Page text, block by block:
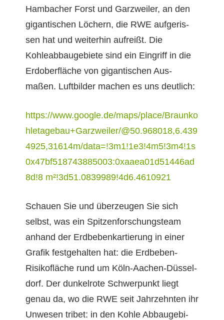
Ham­bach­er Forst und Garzweil­er, an den
gigan­tis­chen Löch­ern, die RWE aufgeris­
sen hat und weit­er­hin aufreißt. Die
Kohleab­bauge­bi­ete sind ein Ein­griff in die
Erdober­fläche von gigan­tis­chen Aus­
maßen. Luft­bilder machen es uns deutlich:
https://www.google.de/maps/place/Braunko
hletagebau+Garzweiler/@50.968018,6.439
4925,31614m/data=!3m1!1e3!4m5!3m4!1s
0x47bf518743885003:0xaaea01d51446ad
8d!8 m²!3d51.0839989!4d6.4610921
Schauen Sie und überzeu­gen Sie sich
selb­st, was ein Spitzen­forschung­steam
anhand der Erd­bebenkartierung in ein­er
Grafik fest­ge­hal­ten hat: die Erd­beben-
Risikofläche rund um Köln-Aachen-Düs­sel­
dorf. Der dunkel­rote Schw­er­punkt liegt
genau da, wo die RWE seit Jahrzehn­ten ihr
Unwe­sen tri­bet: in den Kohle Abbauge­bi­